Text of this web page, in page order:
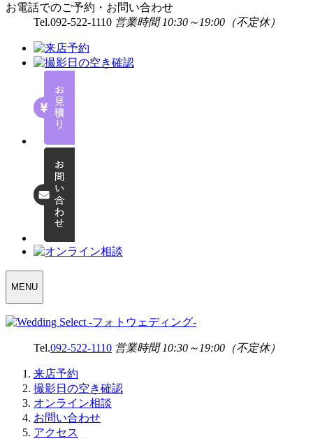
お電話でのご予約・お問い合わせ
Tel.092-522-1110 営業時間 10:30～19:00（不定休）
SELECT
MENU
Tel.092-522-1110 営業時間 10:30～19:00（不定休）
来店予約
撮影日の空き確認
オンライン相談
お問い合わせ
アクセス